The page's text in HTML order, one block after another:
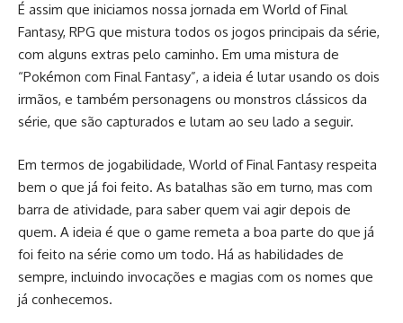
É assim que iniciamos nossa jornada em World of Final
Fantasy, RPG que mistura todos os jogos principais da série,
com alguns extras pelo caminho. Em uma mistura de
“Pokémon com Final Fantasy”, a ideia é lutar usando os dois
irmãos, e também personagens ou monstros clássicos da
série, que são capturados e lutam ao seu lado a seguir.
Em termos de jogabilidade, World of Final Fantasy respeita
bem o que já foi feito. As batalhas são em turno, mas com
barra de atividade, para saber quem vai agir depois de
quem. A ideia é que o game remeta a boa parte do que já
foi feito na série como um todo. Há as habilidades de
sempre, incluindo invocações e magias com os nomes que
já conhecemos.